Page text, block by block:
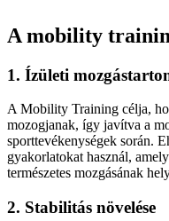
A mobility
1. Ízületi
A Mobility Training célja,
mozogjanak, így javítva a
sporttevékenységek során.
gyakorlatokat használ,
természetes mozgásának
2. Stabilitás növelése